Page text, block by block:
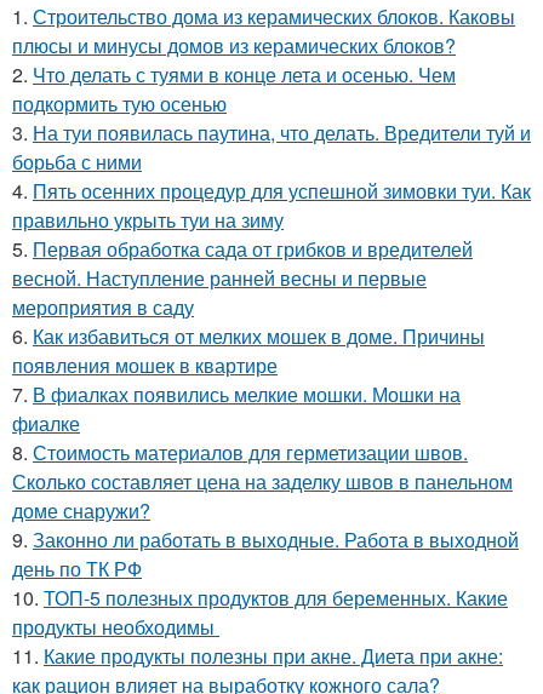
1. Строительство дома из керамических блоков. Каковы
плюсы и минусы домов из керамических блоков?
2. Что делать с туями в конце лета и осенью. Чем
подкормить тую осенью
3. На туи появилась паутина, что делать. Вредители туй и
борьба с ними
4. Пять осенних процедур для успешной зимовки туи. Как
правильно укрыть туи на зиму
5. Первая обработка сада от грибков и вредителей
весной. Наступление ранней весны и первые
мероприятия в саду
6. Как избавиться от мелких мошек в доме. Причины
появления мошек в квартире
7. В фиалках появились мелкие мошки. Мошки на
фиалке
8. Стоимость материалов для герметизации швов.
Сколько составляет цена на заделку швов в панельном
доме снаружи?
9. Законно ли работать в выходные. Работа в выходной
день по ТК РФ
10. ТОП-5 полезных продуктов для беременных. Какие
продукты необходимы
11. Какие продукты полезны при акне. Диета при акне:
как рацион влияет на выработку кожного сала?